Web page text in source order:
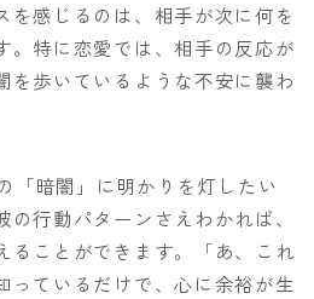
を感じるのは、相手が次に何を
。特に恋愛では、相手の反応が
を歩いているような不安に襲わ
「暗闇」に明かりを灯したい
行動パターンさえわかれば、
ることができます。「あ、これ
っているだけで、心に余裕が生